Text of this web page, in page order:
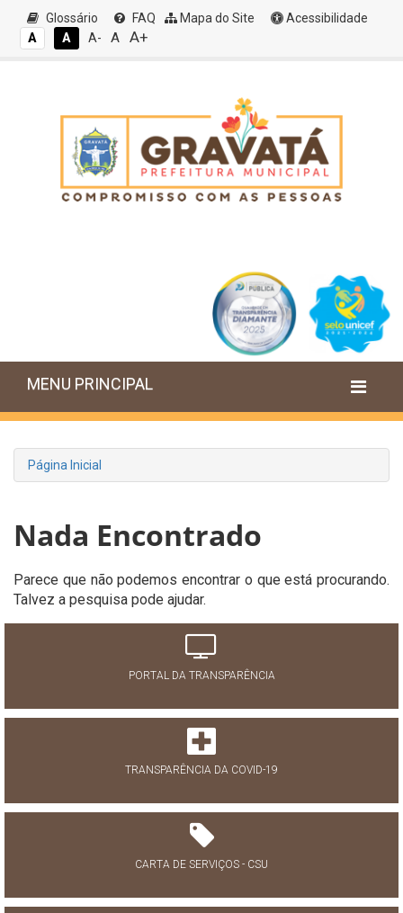
Glossário FAQ Mapa do Site
Acessibilidade
A
A A- A A+
MENU PRINCIPAL
Página Inicial
Nada Encontrado
Parece que não podemos encontrar o que está procurando.
Talvez a pesquisa pode ajudar.
PORTAL DA TRANSPARÊNCIA
TRANSPARÊNCIA DA COVID-19
CARTA DE SERVIÇOS - CSU